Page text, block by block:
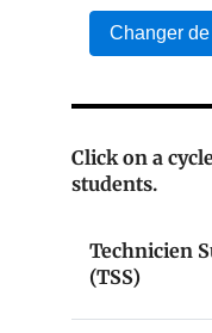
Changer
Click on a
students.
Technicien
(TSS)